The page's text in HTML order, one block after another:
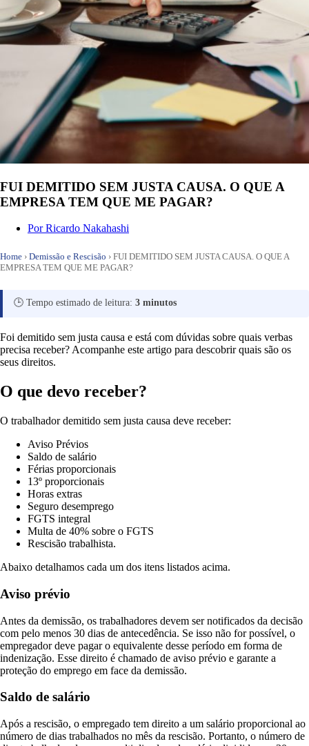
FUI DEMITIDO SEM JUSTA CAUSA. O QUE A
EMPRESA TEM QUE ME PAGAR?
PorRicardo Nakahashi
Home › Demissão e Rescisão › FUI DEMITIDO SEM JUSTA CAUSA. O QUE A
EMPRESA TEM QUE ME PAGAR?
🕒 Tempo estimado de leitura: 3 minutos
Foi demitido sem justa causa e está com dúvidas sobre quais verbas
precisa receber? Acompanhe este artigo para descobrir quais são os
seus direitos.
O que devo receber?
O trabalhador demitido sem justa causa deve receber:
Aviso Prévios
Saldo de salário
Férias proporcionais
13º proporcionais
Horas extras
Seguro desemprego
FGTS integral
Multa de 40% sobre o FGTS
Rescisão trabalhista.
Abaixo detalhamos cada um dos itens listados acima.
Aviso prévio
Antes da demissão, os trabalhadores devem ser notificados da decisão
com pelo menos 30 dias de antecedência. Se isso não for possível, o
empregador deve pagar o equivalente desse período em forma de
indenização. Esse direito é chamado de aviso prévio e garante a
proteção do emprego em face da demissão.
Saldo de salário
Após a rescisão, o empregado tem direito a um salário proporcional ao
número de dias trabalhados no mês da rescisão. Portanto, o número de